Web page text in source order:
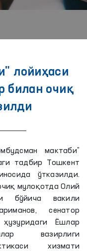
лойиҳаси
билан очиқ
мактаби”
тадбир Тошкент
ўтказилди.
мулоқотда Олий
бўйича вакили
сенатор
Ёшлар
вазирлиги
хизмати